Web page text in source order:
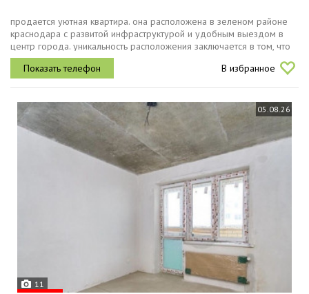
продается уютная квартира. она расположена в зеленом районе
краснодара с развитой инфраструктурой и удобным выездом в
центр города. уникальность расположения заключается в том, что
за 1015 минут можно добраться во все районы города. так же ,
что...
В избранное
05.08.26
11